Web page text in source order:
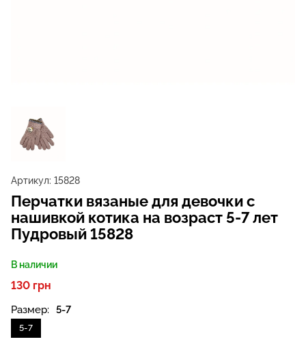
Артикул: 15828
Перчатки вязаные для девочки с
нашивкой котика на возраст 5-7 лет
Пудровый 15828
В наличии
130 грн
Размер: 5-7
5-7